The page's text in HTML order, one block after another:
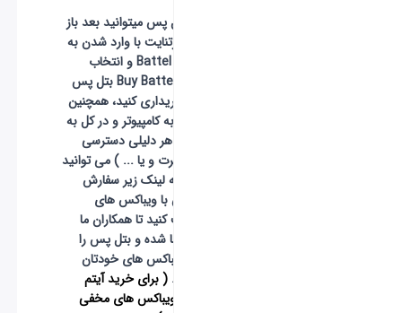
برای خرید بتل پس میتوانید بعد باز
کردن بازی فورتنایت با وارد شدن به
سربرگ Battel Pass و انتخاب
گزینه Buy Battel Pass بتل پس
مورد نظر را خریداری کنید، همچنین
در صورتی که به کامپیوتر و در کل به
اکانت خود به هر دلیلی دسترسی
ندارید ( مسافرت و یا ... ) می توانید
با وارد شدن به لینک زیر سفارش
خرید بتل پس با ویباکس های
خودتان را ثبت کنید تا همکاران ما
وارد اکانت شما شده و بتل پس را
برای شما با ویباکس های خودتان
( برای خرید آیتم
درون بازی با ویباکس های مخفی